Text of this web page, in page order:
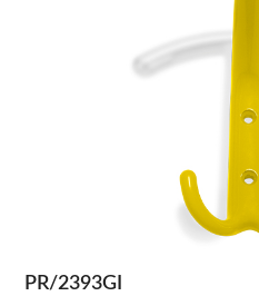
PR/2393GI